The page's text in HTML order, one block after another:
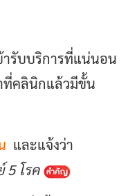
ารับบริการที่แน่นอน
ที่คลินิกแล้วมีขั้น
และแจ้งว่า
5 โรค